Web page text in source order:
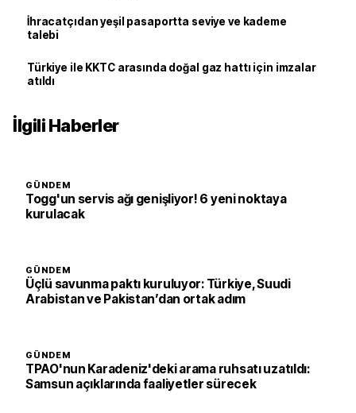
İhracatçıdan yeşil pasaportta seviye ve kademe
talebi
Türkiye ile KKTC arasında doğal gaz hattı için imzalar
atıldı
İlgili Haberler
GÜNDEM
Togg'un servis ağı genişliyor! 6 yeni noktaya
kurulacak
GÜNDEM
Üçlü savunma paktı kuruluyor: Türkiye, Suudi
Arabistan ve Pakistan’dan ortak adım
GÜNDEM
TPAO'nun Karadeniz'deki arama ruhsatı uzatıldı:
Samsun açıklarında faaliyetler sürecek